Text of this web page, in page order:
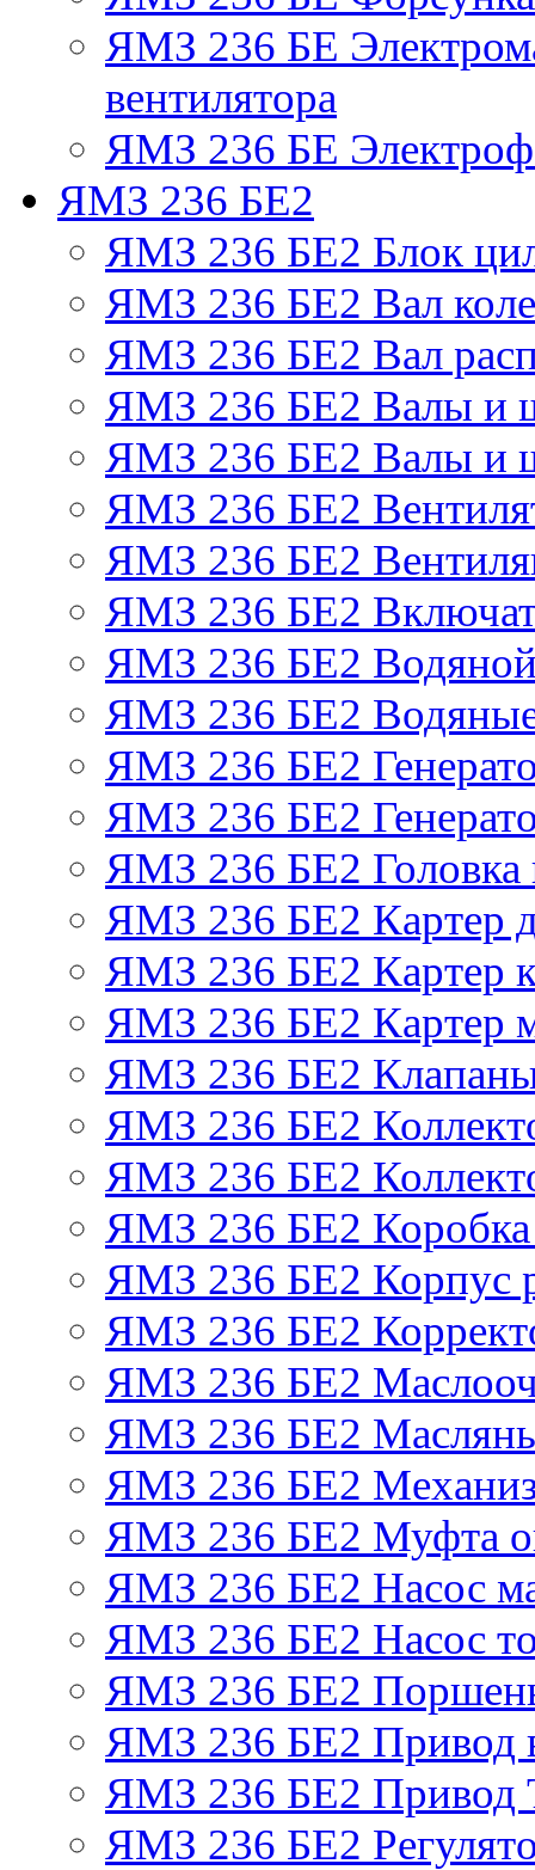
ЯМЗ 236 БЕ
вентилятора
ЯМЗ 236 БЕ
ЯМЗ 236 БЕ2
ЯМЗ 236 БЕ2 Блок
ЯМЗ 236 БЕ2 Вал
ЯМЗ 236 БЕ2 Вал
ЯМЗ 236 БЕ2 Валы и
ЯМЗ 236 БЕ2 Валы и
ЯМЗ 236 БЕ2
ЯМЗ 236 БЕ2
ЯМЗ 236 БЕ2
ЯМЗ 236 БЕ2 Водяной
ЯМЗ 236 БЕ2
ЯМЗ 236 БЕ2
ЯМЗ 236 БЕ2
ЯМЗ 236 БЕ2 Головка
ЯМЗ 236 БЕ2 Картер
ЯМЗ 236 БЕ2 Картер
ЯМЗ 236 БЕ2 Картер
ЯМЗ 236 БЕ2 Клапаны
ЯМЗ 236 БЕ2
ЯМЗ 236 БЕ2
ЯМЗ 236 БЕ2 Коробка
ЯМЗ 236 БЕ2 Корпус
ЯМЗ 236 БЕ2
ЯМЗ 236 БЕ2
ЯМЗ 236 БЕ2
ЯМЗ 236 БЕ2
ЯМЗ 236 БЕ2 Муфта
ЯМЗ 236 БЕ2 Насос
ЯМЗ 236 БЕ2 Насос
ЯМЗ 236 БЕ2
ЯМЗ 236 БЕ2 Привод
ЯМЗ 236 БЕ2
ЯМЗ 236 БЕ2